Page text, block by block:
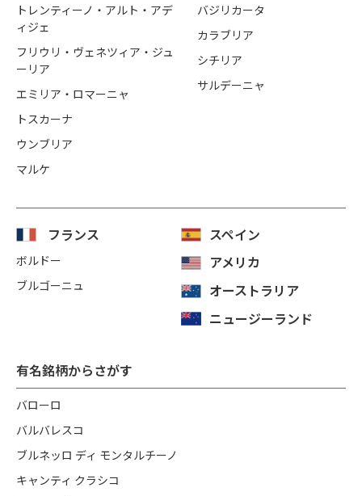
トレンティーノ・アルト・アデ
ィジェ
フリウリ・ヴェネツィア・ジュ
ーリア
エミリア・ロマーニャ
トスカーナ
ウンブリア
マルケ
バジリカータ
カラブリア
シチリア
サルデーニャ
フランス
ボルドー
ブルゴーニュ
スペイン
アメリカ
オーストラリア
ニュージーランド
有名銘柄からさがす
バローロ
バルバレスコ
ブルネッロ ディ モンタルチーノ
キャンティ クラシコ